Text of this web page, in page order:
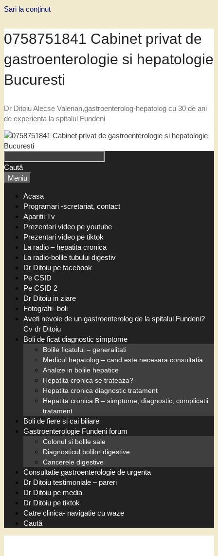
Sari la conținut
0758751841 Cabinet privat de
gastroenterologie si hepatologie
Bucuresti
Dr Ditoiu Alecse Valerian,gastroenterolog-hepatolog cu 30 de ani
de experienta la spitalul Fundeni
Caută
Meniu
Acasa
Programari -scretariat, contact
Aparitii Tv
Prezentari video pe youtube
Prezentari video pe tiktok
La radio – hepatita cronica
La radio-bolile tubului digestiv
Dr Ditoiu pe facebook
Pe CSID
Pe CSID 2
Dr Ditoiu in ziare
Fotografii- boli
Aveti nevoie de un gastroenterolog de la spitalul Fundeni?
Cv dr Ditoiu
Boli de ficat diagnostic simptome
Bolile ficatului – generalitati
Medicul hepatolog – cand este necesara consultatia
Analize in bolile hepatice
Hepatita cronica se trateaza?
Hepatita cronica diagnostic tratament
Hepatita cronica B – simptome, diagnostic, complicatii
tratament
Boli de fiere si cai biliare
Gastroenterologie Fundeni forum
Colonul si bolile sale
Diagnosticul bolilor digestive
Cancerele digestive
Consultatie gastroenterologie de urgenta
Dr Ditoiu testimoniale – pareri
Dr Ditoiu pe media
Dr Ditoiu pe tiktok
Catre clinica- navigatie cu waze
Caută